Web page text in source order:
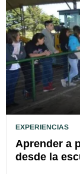
EXPERIENCIAS
Aprender a
desde la